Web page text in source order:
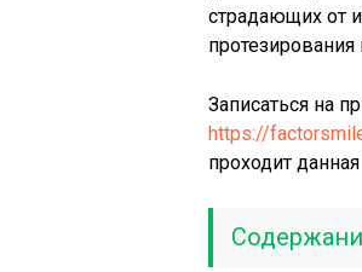
страдающих от
Записаться на
https://
проходит